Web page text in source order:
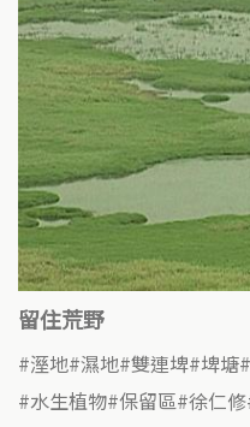
留住荒野
溼地 濕地 雙連埤 埤塘
水生植物 保留區 徐仁修